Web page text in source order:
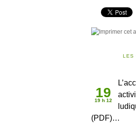
LES
19
19 h 12
(PDF)…